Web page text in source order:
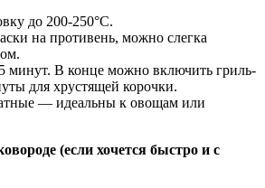
до 200-250°C.
на противень, можно слегка
минут. В конце можно включить гриль-
для хрустящей корочки.
— идеальны к овощам или
(если хочется быстро и с